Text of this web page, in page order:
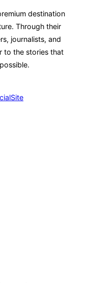
destination
Through their
journalists, and
to the stories that